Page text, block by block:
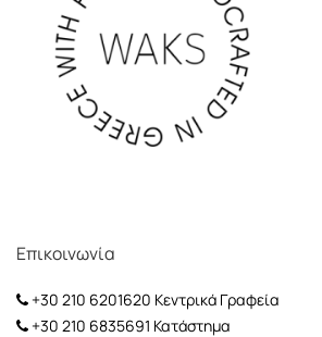
Επικοινωνία
+30 210 6201620 Κεντρικά Γραφεία
+30 210 6835691 Κατάστημα